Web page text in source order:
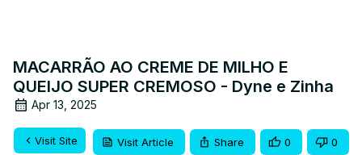
MACARRÃO AO CREME DE MILHO E
QUEIJO SUPER CREMOSO - Dyne e Zinha
Apr 13, 2025
Visit Site Visit Article Share 0 0